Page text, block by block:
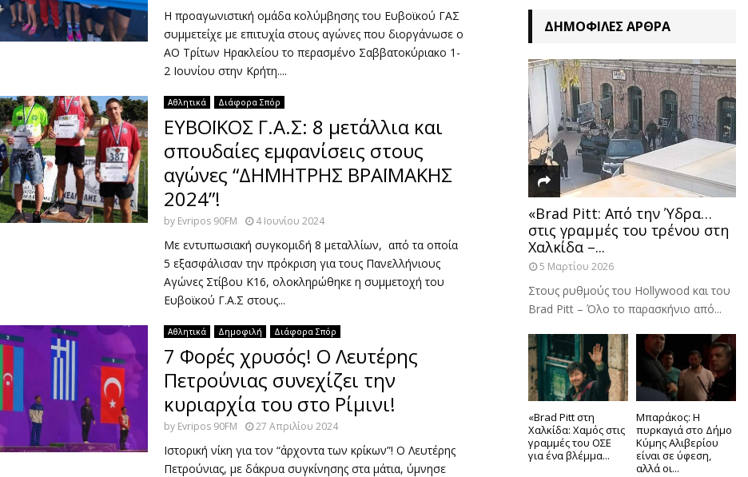
Η προαγωνιστική ομάδα κολύμβησης του Ευβοϊκού ΓΑΣ
συμμετείχε με επιτυχία στους αγώνες που διοργάνωσε ο
ΑΟ Τρίτων Ηρακλείου το περασμένο Σαββατοκύριακο 1-
2 Ιουνίου στην Κρήτη....
Αθλητικά Διάφορα Σπόρ
ΕΥΒΟΪΚΟΣ Γ.Α.Σ: 8 μετάλλια και
σπουδαίες εμφανίσεις στους
αγώνες “ΔΗΜΗΤΡΗΣ ΒΡΑΪΜΑΚΗΣ
2024”!
by Evripos 90FM 4 Ιουνίου 2024
Με εντυπωσιακή συγκομιδή 8 μεταλλίων, από τα οποία
5 εξασφάλισαν την πρόκριση για τους Πανελλήνιους
Αγώνες Στίβου Κ16, ολοκληρώθηκε η συμμετοχή του
Ευβοϊκού Γ.Α.Σ στους...
Αθλητικά Δημοφιλή Διάφορα Σπόρ
7 Φορές χρυσός! Ο Λευτέρης
Πετρούνιας συνεχίζει την
κυριαρχία του στο Ρίμινι!
by Evripos 90FM 27 Απριλίου 2024
Ιστορική νίκη για τον “άρχοντα των κρίκων”! Ο Λευτέρης
Πετρούνιας, με δάκρυα συγκίνησης στα μάτια, ύμνησε
ΔΗΜΟΦΙΛΈΣ ΆΡΘΡΑ
«Brad Pitt: Από την Ύδρα…
στις γραμμές του τρένου στη
Χαλκίδα –...
5 Μαρτίου 2026
Στους ρυθμούς του Hollywood και του
Brad Pitt – Όλο το παρασκήνιο από...
«Brad Pitt στη
Χαλκίδα: Χαμός στις
γραμμές του ΟΣΕ
για ένα βλέμμα...
Μπαράκος: Η
πυρκαγιά στο Δήμο
Κύμης Αλιβερίου
είναι σε ύφεση,
αλλά οι...